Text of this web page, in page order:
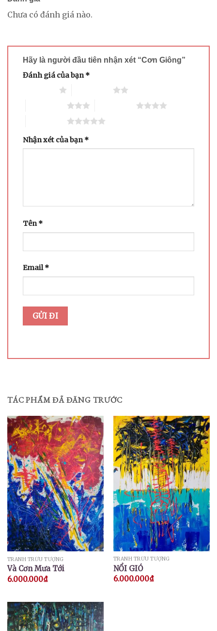
Chưa có đánh giá nào.
Hãy là người đầu tiên nhận xét “Cơn Giông”
Đánh giá của bạn*
Nhận xét của bạn *
Tên*
Email*
TÁC PHẨM ĐÃ ĐĂNG TRƯỚC
TRANH TRỪU TƯỢNG
Và Cơn Mưa Tới
6.000.000₫
TRANH TRỪU TƯỢNG
NỔI GIÓ
6.000.000₫